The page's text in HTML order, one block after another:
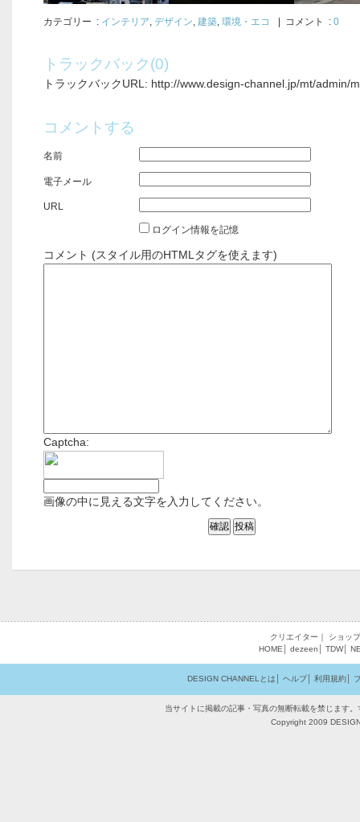
カテゴリー : インテリア, デザイン, 建築, 環境・エコ | コメント : 0
トラックバック(0)
トラックバックURL: http://www.design-channel.jp/mt/admin/
コメントする
名前
電子メール
URL
ログイン情報を記憶
コメント (スタイル用のHTMLタグを使えます)
Captcha:
画像の中に見える文字を入力してください。
クリエイター
ショップ
HOME
dezeen TDW│
DESIGN CHANNELとは ヘルプ│ 利用規約│
当サイトに掲載の記事・写真の無断転載を禁じます
Copyright 2009